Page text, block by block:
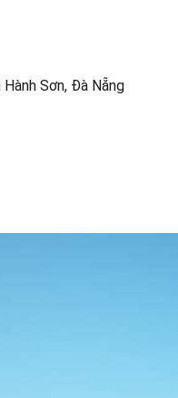
Hành Sơn, Đà Nẵng